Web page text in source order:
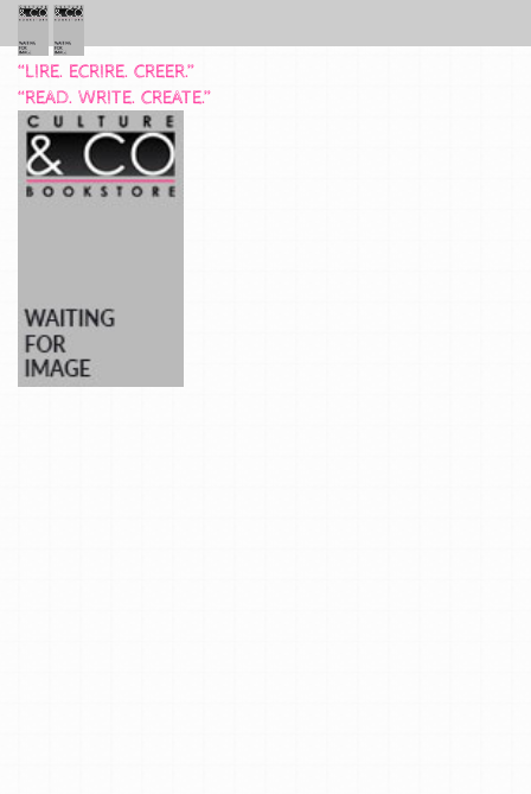
“LIRE. ECRIRE. CREER.”
“READ. WRITE. CREATE.”